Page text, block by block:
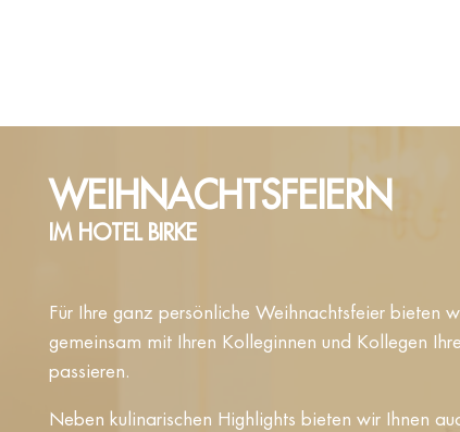
WEIHNACHTSFEIERN
IM HOTEL BIRKE
Für Ihre ganz persönliche Weihnachtsfeier bieten
gemeinsam mit Ihren Kolleginnen und Kollegen
passieren.
Neben kulinarischen Highlights bieten wir Ihnen